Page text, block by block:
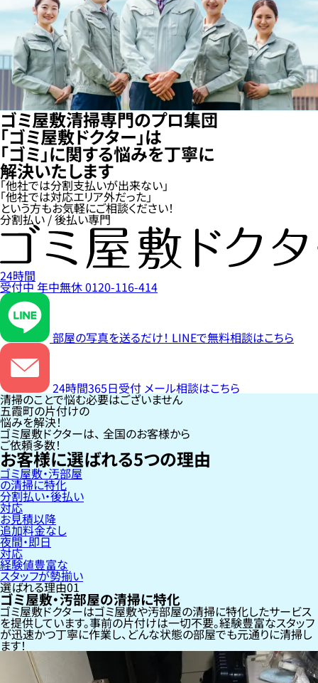
ゴミ屋敷清掃専門のプロ集団
「ゴミ屋敷ドクター」は
「ゴミ」に関する悩みを丁寧に
解決いたします
「他社では分割支払いが出来ない」
「他社では対応エリア外だった」
という方もお気軽にご相談ください！
分割払い / 後払い専門
24時間
受付中年中無休0120-116-414
部屋の写真を送るだけ！ LINEで無料相談はこちら
24時間365日受付 メール相談はこちら
清掃のことで悩む必要はございません
五霞町の片付けの
悩みを解決！
ゴミ屋敷ドクターは、 全国のお客様から
ご依頼多数！
お客様に選ばれる5つの理由
ゴミ屋敷・汚部屋
の清掃に特化
分割払い・後払い
対応
お見積以降
追加料金なし
夜間・即日
対応
経験値豊富な
スタッフが勢揃い
選ばれる理由01
ゴミ屋敷・汚部屋の清掃に特化
ゴミ屋敷ドクターはゴミ屋敷や汚部屋の清掃に特化したサービス
を提供しています。事前の片付けは一切不要。経験豊富なスタッフ
が迅速かつ丁寧に作業し、どんな状態の部屋でも元通りに清掃し
ます！